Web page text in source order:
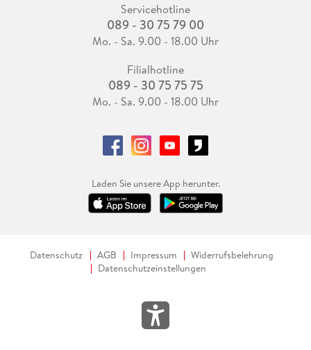
Servicehotline
089 - 30 75 79 00
Mo. - Sa. 9.00 - 18.00 Uhr
Filialhotline
089 - 30 75 75 75
Mo. - Sa. 9.00 - 18.00 Uhr
Laden Sie unsere App herunter.
Datenschutz AGB Impressum
Widerrufsbelehrung
Datenschutzeinstellungen